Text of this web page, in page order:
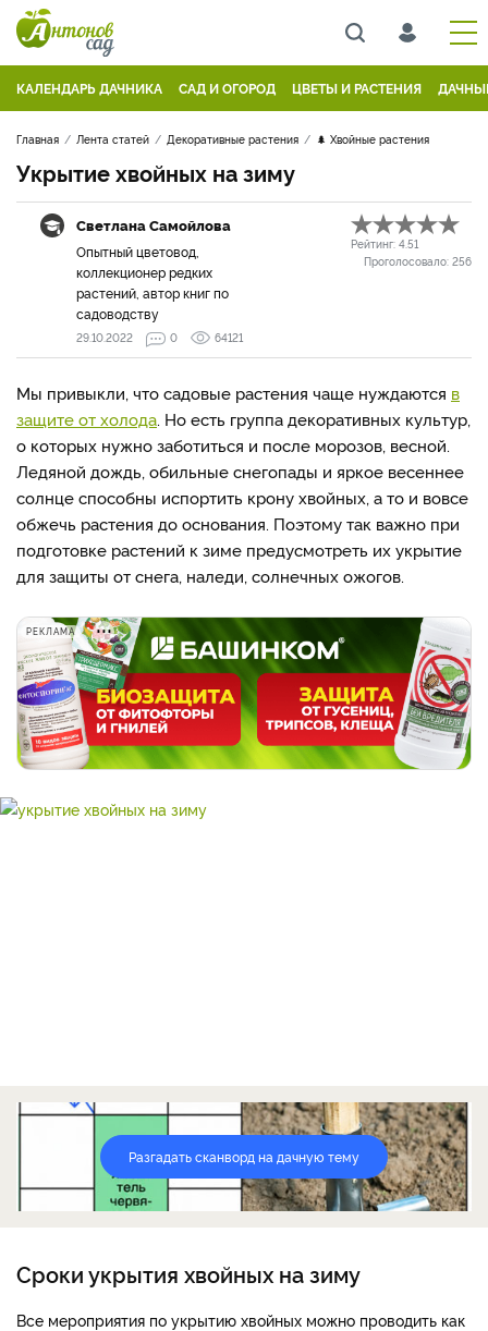
КАЛЕНДАРЬ ДАЧНИКА САД И ОГОРОД ЦВЕТЫ И РАСТЕНИЯ
Главная Лента статей Декоративные растения 🌲 Хвойные растения
Укрытие хвойных на зиму
Светлана Самойлова
Опытный цветовод,
коллекционер редких
растений, автор книг по
садоводству
Рейтинг: 4.51
Проголосовало: 256
29.10.2022 0 64121
Мы привыкли, что садовые растения чаще нуждаются в
защите от холода. Но есть группа декоративных культур,
о которых нужно заботиться и после морозов, весной.
Ледяной дождь, обильные снегопады и яркое весеннее
солнце способны испортить крону хвойных, а то и вовсе
обжечь растения до основания. Поэтому так важно при
подготовке растений к зиме предусмотреть их укрытие
для защиты от снега, наледи, солнечных ожогов.
РЕКЛАМА
Разгадать сканворд на дачную тему
Сроки укрытия хвойных на зиму
Все мероприятия по укрытию хвойных можно проводить как